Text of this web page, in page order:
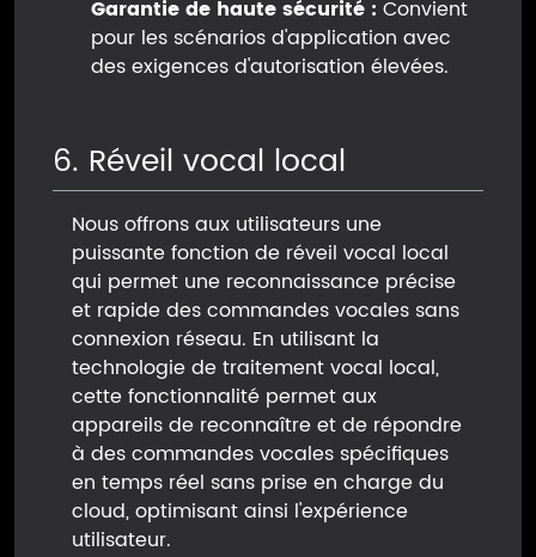
Garantie de haute sécurité : Convient
pour les scénarios d'application avec
des exigences d'autorisation élevées.
6. Réveil vocal local
Nous offrons aux utilisateurs une
puissante fonction de réveil vocal local
qui permet une reconnaissance précise
et rapide des commandes vocales sans
connexion réseau. En utilisant la
technologie de traitement vocal local,
cette fonctionnalité permet aux
appareils de reconnaître et de répondre
à des commandes vocales spécifiques
en temps réel sans prise en charge du
cloud, optimisant ainsi l'expérience
utilisateur.